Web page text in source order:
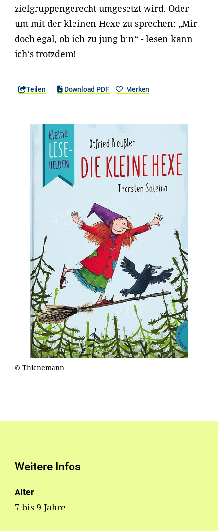
zielgruppengerecht umgesetzt wird. Oder
um mit der kleinen Hexe zu sprechen: „Mir
doch egal, ob ich zu jung bin“ - lesen kann
ich‘s trotzdem!
Teilen Download PDF Merken
© Thienemann
Weitere Infos
Alter
7 bis 9 Jahre